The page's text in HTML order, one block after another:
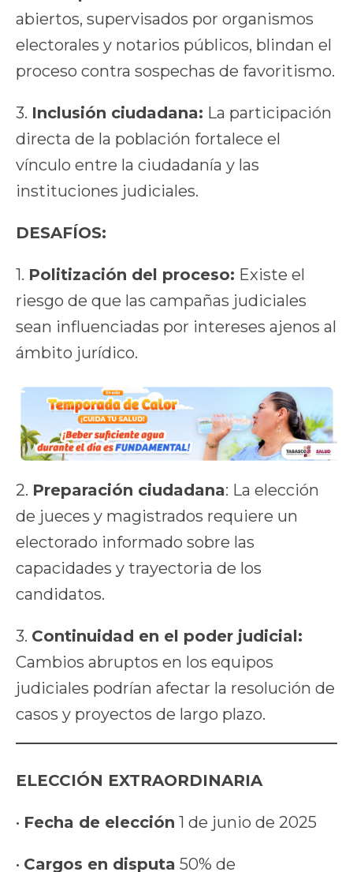
abiertos, supervisados por organismos
electorales y notarios públicos, blindan el
proceso contra sospechas de favoritismo.
3. Inclusión ciudadana: La participación
directa de la población fortalece el
vínculo entre la ciudadanía y las
instituciones judiciales.
DESAFÍOS:
1. Politización del proceso: Existe el
riesgo de que las campañas judiciales
sean influenciadas por intereses ajenos al
ámbito jurídico.
2. Preparación ciudadana: La elección
de jueces y magistrados requiere un
electorado informado sobre las
capacidades y trayectoria de los
candidatos.
3. Continuidad en el poder judicial:
Cambios abruptos en los equipos
judiciales podrían afectar la resolución de
casos y proyectos de largo plazo.
ELECCIÓN EXTRAORDINARIA
• Fecha de elección 1 de junio de 2025
• Cargos en disputa 50% de